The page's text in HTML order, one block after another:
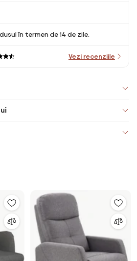
în termen de 14 de zile.
Vezi recenziile